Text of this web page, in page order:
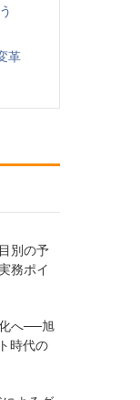
革
別の予
務ポイ
へ──旭
時代の